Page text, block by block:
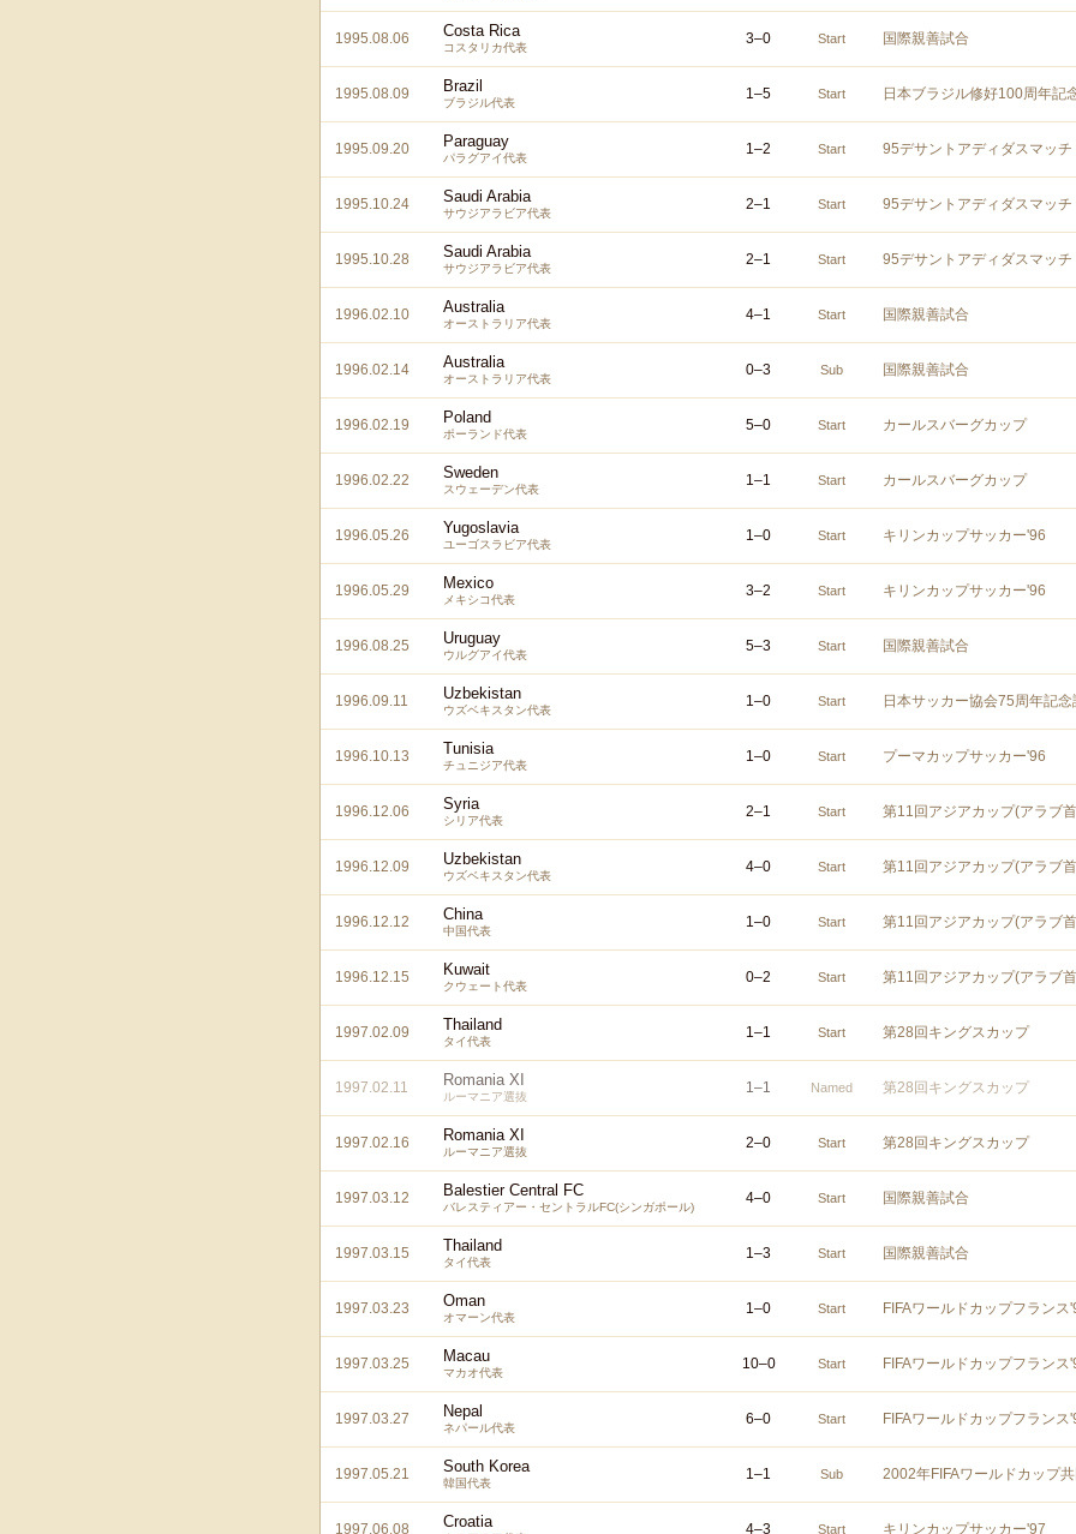
1995.08.06 Costa Rica
コスタリカ代表
3–0 Start 国際親善試合
1995.08.09 Brazil
ブラジル代表
1–5 Start 日本ブラジル修好100周年記
1995.09.20 Paraguay
パラグアイ代表
1–2 Start 95デサントアディダスマッチ
1995.10.24 Saudi Arabia
サウジアラビア代表
2–1 Start 95デサントアディダスマッチ
1995.10.28 Saudi Arabia
サウジアラビア代表
2–1 Start 95デサントアディダスマッチ
1996.02.10 Australia
オーストラリア代表
4–1 Start 国際親善試合
1996.02.14 Australia
オーストラリア代表
0–3 Sub 国際親善試合
1996.02.19 Poland
ポーランド代表
5–0 Start カールスバーグカップ
1996.02.22 Sweden
スウェーデン代表
1–1 Start カールスバーグカップ
1996.05.26 Yugoslavia
ユーゴスラビア代表
1–0 Start キリンカップサッカー'96
1996.05.29 Mexico
メキシコ代表
3–2 Start キリンカップサッカー'96
1996.08.25 Uruguay
ウルグアイ代表
5–3 Start 国際親善試合
1996.09.11 Uzbekistan
ウズベキスタン代表
1–0 Start 日本サッカー協会75周年記念
1996.10.13 Tunisia
チュニジア代表
1–0 Start プーマカップサッカー'96
1996.12.06 Syria
シリア代表
2–1 Start 第11回アジアカップ(アラブ
1996.12.09 Uzbekistan
ウズベキスタン代表
4–0 Start 第11回アジアカップ(アラブ
1996.12.12 China
中国代表
1–0 Start 第11回アジアカップ(アラブ
1996.12.15 Kuwait
クウェート代表
0–2 Start 第11回アジアカップ(アラブ
1997.02.09 Thailand
タイ代表
1–1 Start 第28回キングスカップ
1997.02.11 Romania XI
ルーマニア選抜
1–1 Named 第28回キングスカップ
1997.02.16 Romania XI
ルーマニア選抜
2–0 Start 第28回キングスカップ
1997.03.12 Balestier Central FC
バレスティアー・セントラルFC(シンガポール)
4–0 Start 国際親善試合
1997.03.15 Thailand
タイ代表
1–3 Start 国際親善試合
1997.03.23 Oman
オマーン代表
1–0 Start FIFAワールドカップフラン
1997.03.25 Macau
マカオ代表
10–0 Start FIFAワールドカップフラン
1997.03.27 Nepal
ネパール代表
6–0 Start FIFAワールドカップフラン
1997.05.21 South Korea
韓国代表
1–1 Sub 2002年FIFAワールドカップ
1997.06.08 Croatia 4–3 Start キリンカップサッカー'97